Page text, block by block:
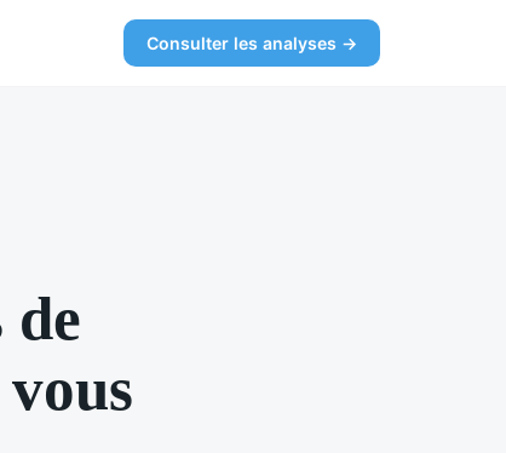
Consulter les analyses →
de